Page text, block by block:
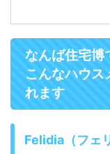
なんば住宅博
こんなハウス
れます
Felidia（フェ